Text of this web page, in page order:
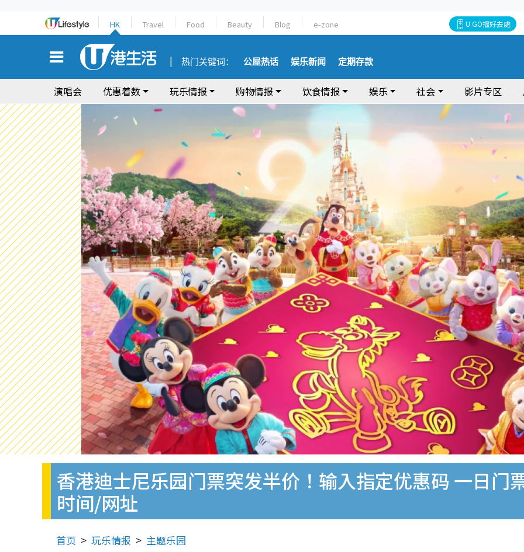
HK Travel Food Beauty Blog e-zone U GO搵好去處
热门关键词： 公屋热话 娱乐新闻 定期存款
演唱会 优惠着数 玩乐情报 购物情报 饮食情报 娱乐 社会 影片专区
香港迪士尼乐园门票突发半价！输入指定优惠码 一日门
时间/网址
首页 玩乐情报 主题乐园